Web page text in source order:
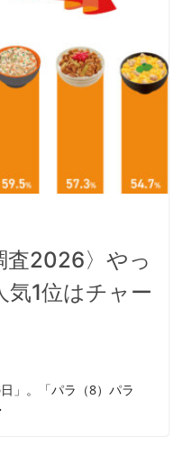
査2026〉やっ
1位はチャー
」。「パラ（8）パラ